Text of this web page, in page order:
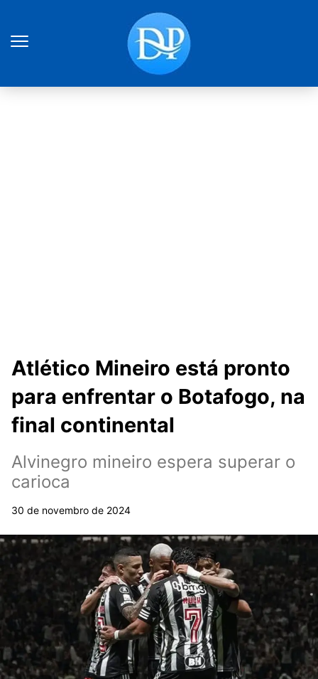
Atlético Mineiro está pronto
para enfrentar o Botafogo, na
final continental
Alvinegro mineiro espera superar o
carioca
30 de novembro de 2024